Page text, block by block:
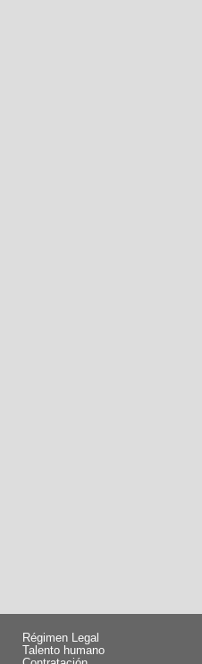
Régimen Legal
Talento humano